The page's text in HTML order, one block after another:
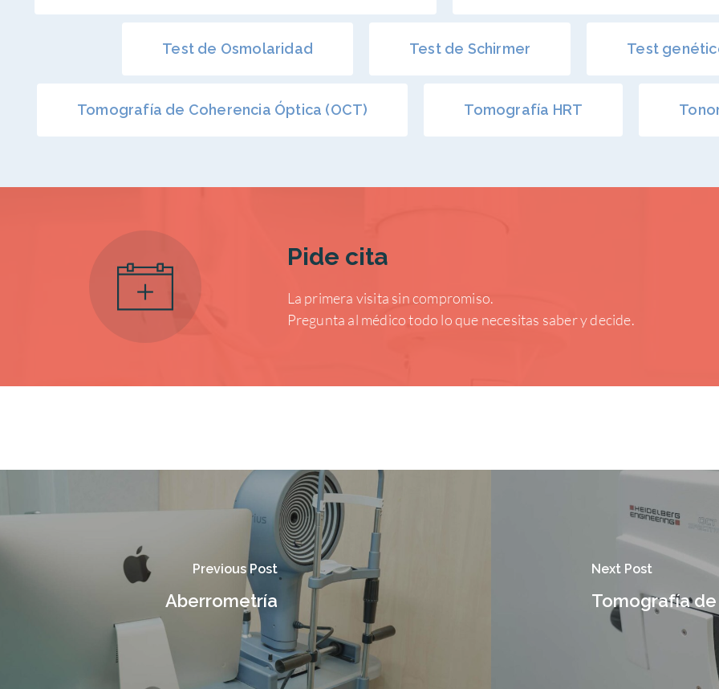
Test de Osmolaridad Test de Schirmer Test
Tomografía de Coherencia Óptica (OCT) Tomografía HRT
Pide cita
La primera visita sin compromiso.
Pregunta al médico todo lo que necesitas saber y decide.
Previous Post
Aberrometría
Next Post
Tomografía